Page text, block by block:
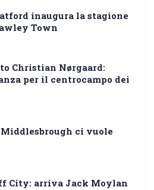
inaugura la stagione
Town
Christian Nørgaard:
per il centrocampo dei
ci vuole
City: arriva Jack Moylan